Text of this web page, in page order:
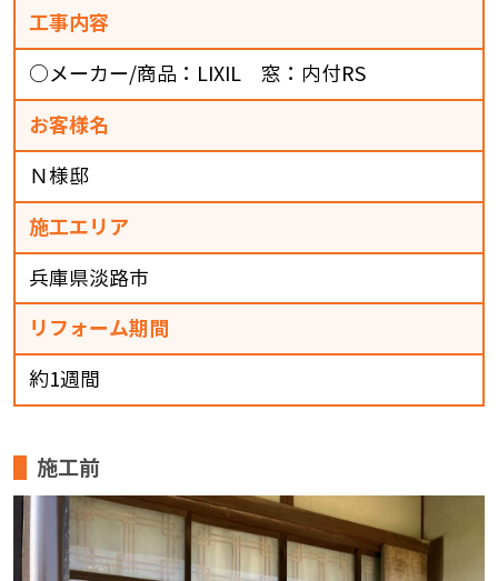
工事内容
○メーカー/商品：LIXIL 窓：内付RS
お客様名
Ｎ様邸
施工エリア
兵庫県淡路市
リフォーム期間
約1週間
施工前